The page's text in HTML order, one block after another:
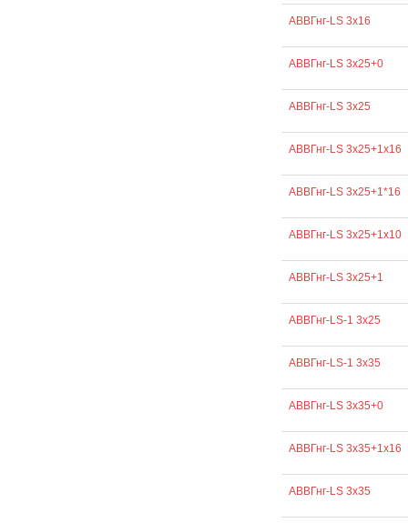
АВВГнг-LS 3х16
АВВГнг-LS 3х25+0
АВВГнг-LS 3х25
АВВГнг-LS 3х25+1х16
АВВГнг-LS 3х25+1*16
АВВГнг-LS 3х25+1х10
АВВГнг-LS 3х25+1
АВВГнг-LS-1 3х25
АВВГнг-LS-1 3х35
АВВГнг-LS 3х35+0
АВВГнг-LS 3х35+1х16
АВВГнг-LS 3х35